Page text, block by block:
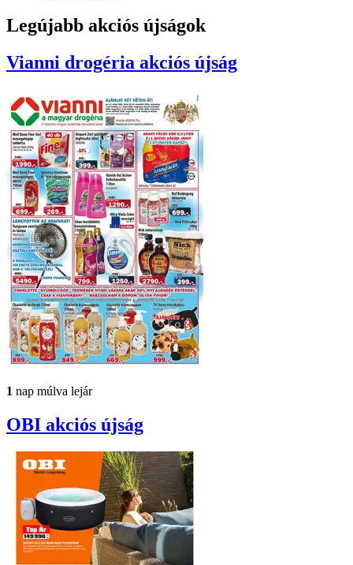
Legújabb akciós újságok
Vianni drogéria akciós újság
1 nap múlva lejár
OBI akciós újság